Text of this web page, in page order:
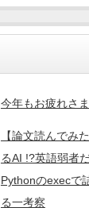
今年もお疲れさ
【論文読んでみ
るAI !?英語弱者
Pythonのexecで
る一考察